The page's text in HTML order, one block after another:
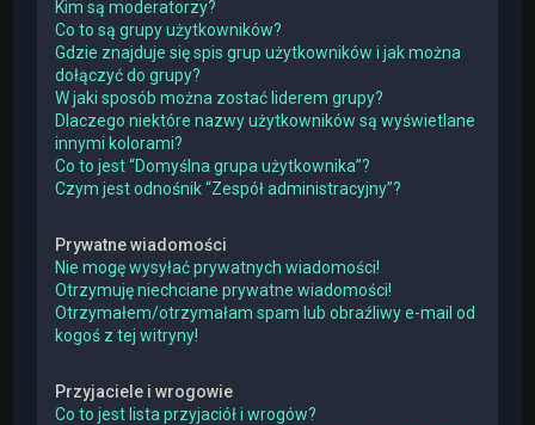
Kim są moderatorzy?
Co to są grupy użytkowników?
Gdzie znajduje się spis grup użytkowników i jak można
dołączyć do grupy?
W jaki sposób można zostać liderem grupy?
Dlaczego niektóre nazwy użytkowników są wyświetlane
innymi kolorami?
Co to jest “Domyślna grupa użytkownika”?
Czym jest odnośnik “Zespół administracyjny”?
Prywatne wiadomości
Nie mogę wysyłać prywatnych wiadomości!
Otrzymuję niechciane prywatne wiadomości!
Otrzymałem/otrzymałam spam lub obraźliwy e-mail od
kogoś z tej witryny!
Przyjaciele i wrogowie
Co to jest lista przyjaciół i wrogów?